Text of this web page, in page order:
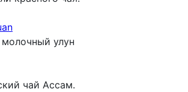
улун
чай Ассам.